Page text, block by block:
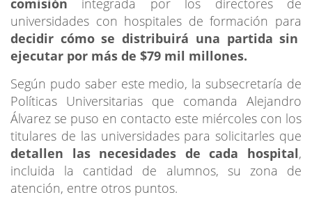
universidades con hospitales de formación para
decidir cómo se distribuirá una partida sin
ejecutar por más de $79 mil millones.
Según pudo saber este medio, la subsecretaría de
Políticas Universitarias que comanda Alejandro
Álvarez se puso en contacto este miércoles con los
titulares de las universidades para solicitarles que
detallen las necesidades de cada hospital,
incluida la cantidad de alumnos, su zona de
atención, entre otros puntos.